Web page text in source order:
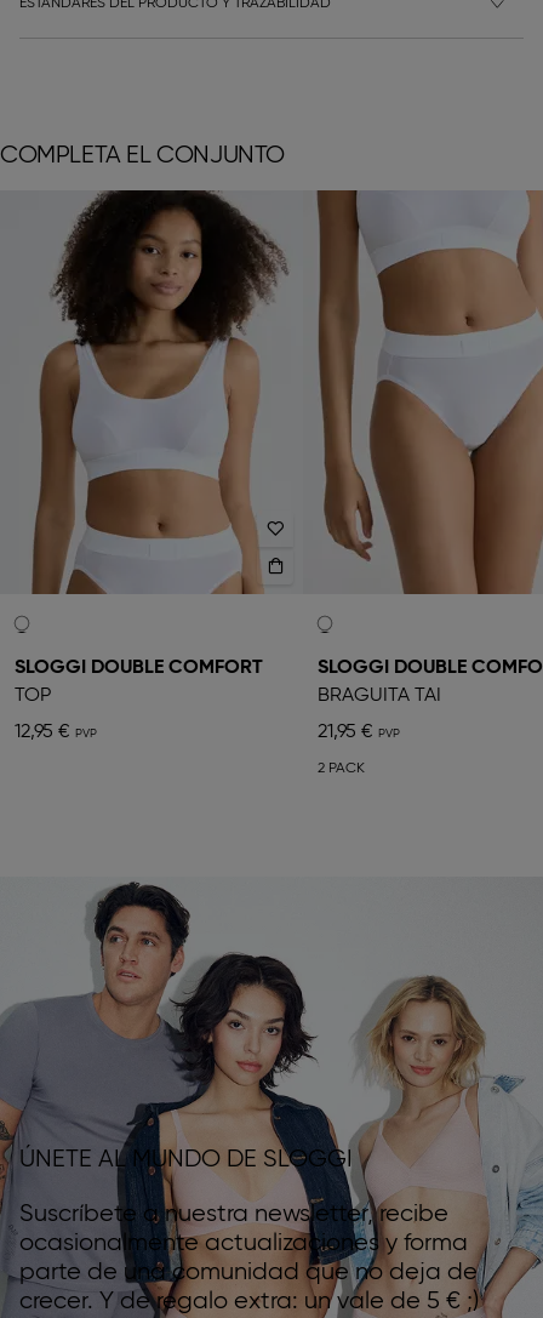
ESTÁNDARES DEL PRODUCTO Y TRAZABILIDAD
COMPLETA EL CONJUNTO
SLOGGI DOUBLE COMFORT
TOP
12,95 €
SLOGGI DOUBLE
BRAGUITA TAI
21,95 €
2 PACK
ÚNETE AL MUNDO DE SLOGGI
Suscríbete a nuestra newsletter, recibe
ocasionalmente actualizaciones y forma
parte de una comunidad que no deja de
crecer. Y de regalo extra: un vale de 5 € ;)